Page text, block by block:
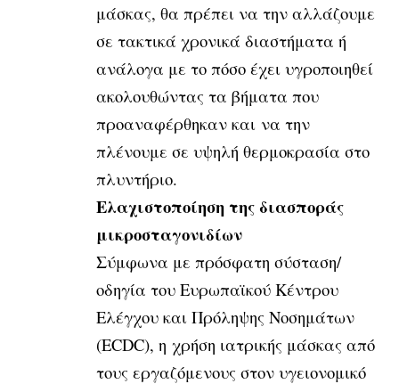
μάσκας, θα πρέπει να την αλλάζουμε
σε τακτικά χρονικά διαστήματα ή
ανάλογα με το πόσο έχει υγροποιηθεί
ακολουθώντας τα βήματα που
προαναφέρθηκαν και να την
πλένουμε σε υψηλή θερμοκρασία στο
πλυντήριο.
Ελαχιστοποίηση της διασποράς
μικροσταγονιδίων
Σύμφωνα με πρόσφατη σύσταση/
οδηγία του Ευρωπαϊκού Κέντρου
Ελέγχου και Πρόληψης Νοσημάτων
(ECDC), η χρήση ιατρικής μάσκας από
τους εργαζόμενους στον υγειονομικό